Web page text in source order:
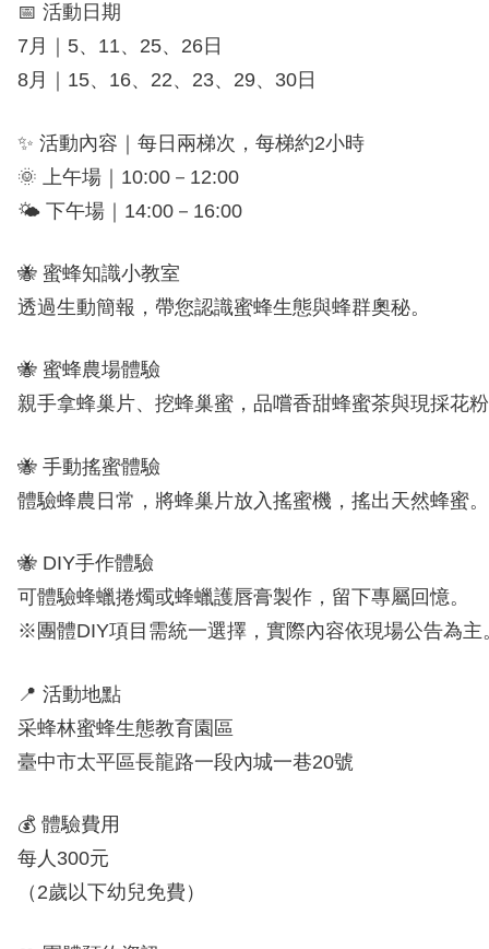
📅 活動日期
7 月｜ 5、 11、 25、 26 日
8月｜ 15、 16、 22、 23、 29、 30 日
✨ 活動內容｜每日兩梯次，每梯約2小時
🌞 上午場｜ 10:00 － 12:00
🌤 下午場｜ 14:00 － 16:00
🐝 蜜蜂知識小教室
透過生動簡報，帶您認識蜜蜂生態與蜂群奧秘。
🐝 蜜蜂農場體驗
親手拿蜂巢片、挖蜂巢蜜，品嚐香甜蜂蜜茶與現採花
🐝 手動搖蜜體驗
體驗蜂農日常，將蜂巢片放入搖蜜機，搖出天然蜂蜜。
🐝 DIY手作體驗
可體驗蜂蠟捲燭或蜂蠟護唇膏製作，留下專屬回憶。
※ 團體DIY項目需統一選擇，實際內容依現場公告為主
📍 活動地點
采蜂林蜜蜂生態教育園區
臺中市太平區長龍路一段內城一巷20號
💰 體驗費用
每人 300元
（ 2歲以下幼兒免費）